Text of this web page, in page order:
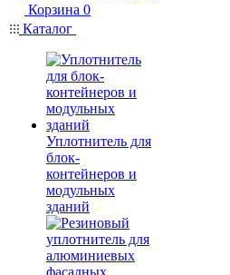
Корзина 0
Каталог
Уплотнитель для
блок-
контейнеров и
модульных
зданий